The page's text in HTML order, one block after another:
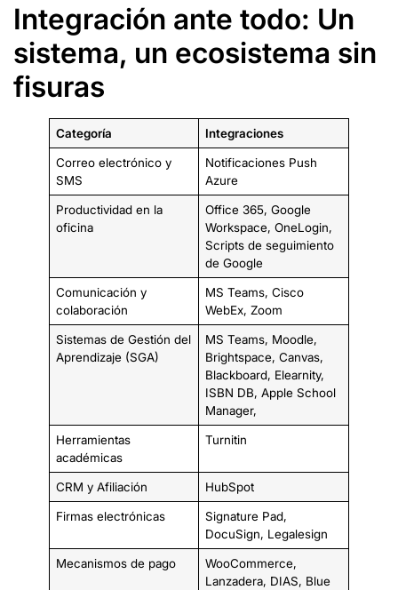
Integración ante todo: Un
sistema, un ecosistema sin
fisuras
Categoría Integraciones
Correo electrónico y
SMS
Notificaciones Push
Azure
Productividad en la
oficina
Office 365, Google
Workspace, OneLogin,
Scripts de seguimiento
de Google
Comunicación y
colaboración
MS Teams, Cisco
WebEx, Zoom
Sistemas de Gestión del
Aprendizaje (SGA)
MS Teams, Moodle,
Brightspace, Canvas,
Blackboard, Elearnity,
ISBN DB, Apple School
Manager,
Herramientas
académicas
Turnitin
CRM y Afiliación HubSpot
Firmas electrónicas
Signature Pad,
DocuSign, Legalesign
Mecanismos de pago
WooCommerce,
Lanzadera, DIAS, Blue